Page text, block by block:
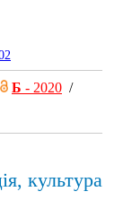
Б - 2020 /
культура